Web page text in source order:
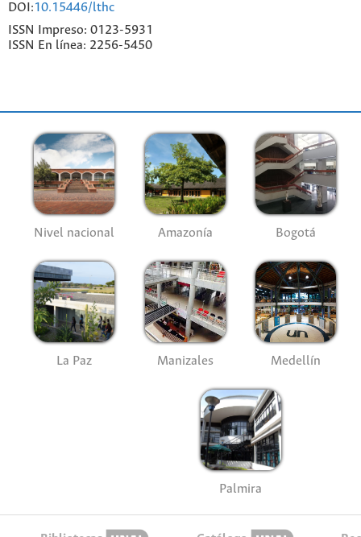
DOI:10.15446/lthc
ISSN Impreso: 0123-5931
ISSN En línea: 2256-5450
Nivel nacional Amazonía Bogotá
La Paz Manizales Medellín
Palmira